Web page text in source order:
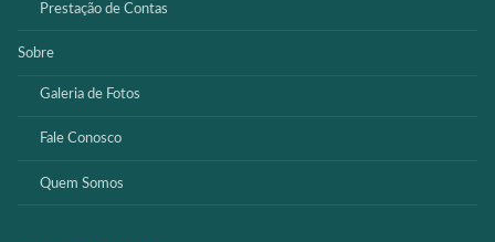
Prestação de Contas
Sobre
Galeria de Fotos
Fale Conosco
Quem Somos